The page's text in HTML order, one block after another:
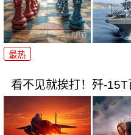
最热
看不见就挨打！歼-